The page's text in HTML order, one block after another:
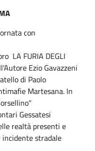
con
LA FURIA DEGLI
Ezio Gavazzeni
di Paolo
Martesana. In
Gessatesi
realtà presenti e
incidente stradale